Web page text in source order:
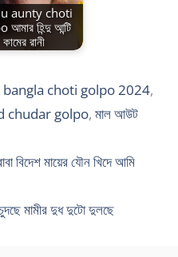
aunty choti
হিন্দু আন্টি
কামের রানী
bangla choti golpo 2024,
chudar golpo, মাল আউট
মায়ের যৌন খিদে আমি
মামীর দুধ দুটো দুলছে